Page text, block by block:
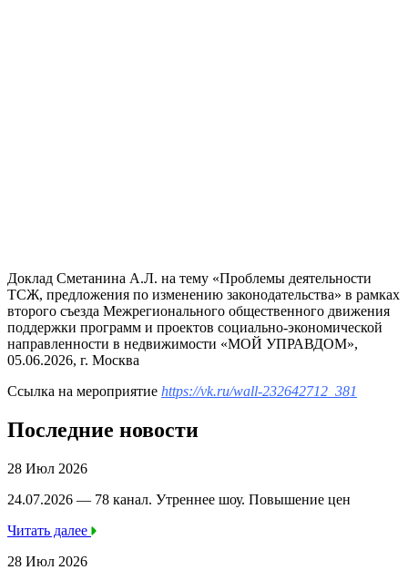
Доклад Сметанина А.Л. на тему «Проблемы деятельности
ТСЖ, предложения по изменению законодательства» в рамках
второго съезда Межрегионального общественного движения
поддержки программ и проектов социально-экономической
направленности в недвижимости «МОЙ УПРАВДОМ»,
05.06.2026, г. Москва
Ссылка на мероприятие https://vk.ru/wall-232642712_381
Последние новости
28 Июл 2026
24.07.2026 — 78 канал. Утреннее шоу. Повышение цен
Читать далее
28 Июл 2026